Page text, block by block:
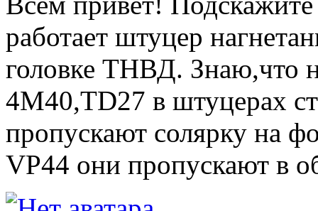
работает штуцер
головке ТНВД. Знаю,что
4M40,TD27 в штуцерах
пропускают солярку на
VP44 они пропускают в